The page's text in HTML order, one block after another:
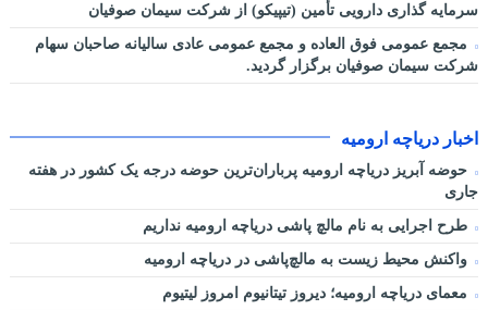
سرمایه گذاری دارویی تأمین (تیپیکو) از شرکت سیمان صوفیان
مجمع عمومی فوق العاده و مجمع عمومی عادی سالیانه صاحبان سهام
شرکت سیمان صوفیان برگزار گردید.
اخبار دریاچه ارومیه
حوضه آبریز دریاچه ارومیه پرباران‌ترین حوضه‌ درجه یک کشور در هفته
جاری
طرح اجرایی به نام مالچ پاشی دریاچه ارومیه نداریم
واکنش محیط زیست به مالچ‌پاشی در دریاچه ارومیه
معمای دریاچه ارومیه؛ دیروز تیتانیوم امروز لیتیوم